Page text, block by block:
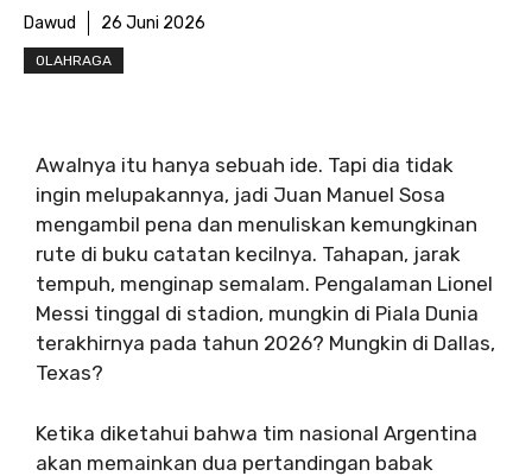
Dawud 26 Juni 2026
OLAHRAGA
Awalnya itu hanya sebuah ide. Tapi dia tidak
ingin melupakannya, jadi Juan Manuel Sosa
mengambil pena dan menuliskan kemungkinan
rute di buku catatan kecilnya. Tahapan, jarak
tempuh, menginap semalam. Pengalaman Lionel
Messi tinggal di stadion, mungkin di Piala Dunia
terakhirnya pada tahun 2026? Mungkin di Dallas,
Texas?
Ketika diketahui bahwa tim nasional Argentina
akan memainkan dua pertandingan babak